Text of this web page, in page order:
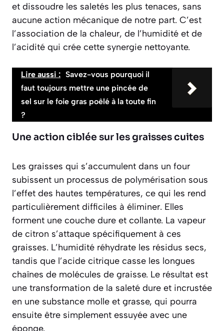
et dissoudre les saletés les plus tenaces, sans
aucune action mécanique de notre part. C’est
l’association de la chaleur, de l’humidité et de
l’acidité qui crée cette synergie nettoyante.
Lire aussi : Savez-vous pourquoi il
faut toujours mettre une pincée de
sel sur le foie gras poêlé à la toute fin
?
Une action ciblée sur les graisses cuites
Les graisses qui s’accumulent dans un four
subissent un processus de polymérisation sous
l’effet des hautes températures, ce qui les rend
particulièrement difficiles à éliminer. Elles
forment une couche dure et collante. La vapeur
de citron s’attaque spécifiquement à ces
graisses. L’humidité réhydrate les résidus secs,
tandis que l’acide citrique casse les longues
chaînes de molécules de graisse. Le résultat est
une transformation de la saleté dure et incrustée
en une substance molle et grasse, qui pourra
ensuite être simplement essuyée avec une
éponge.